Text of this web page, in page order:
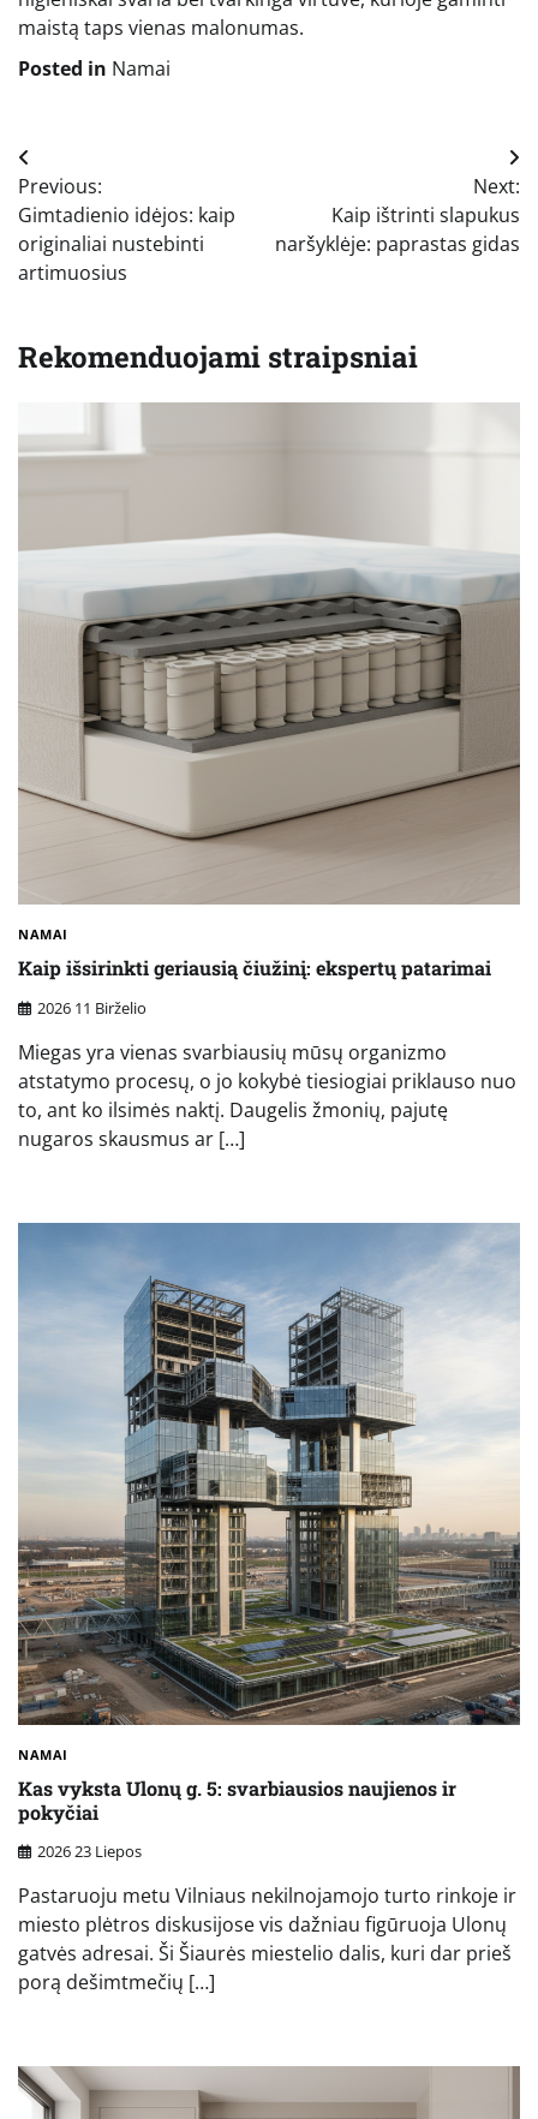
maistą taps vienas malonumas.
Posted in Namai
Navigacija
tarp
įrašų
Previous:
Gimtadienio idėjos: kaip
originaliai nustebinti
artimuosius
Next:
Kaip ištrinti slapukus
naršyklėje: paprastas gidas
Rekomenduojami straipsniai
NAMAI
Kaip išsirinkti geriausią čiužinį: ekspertų patarimai
2026 11 Birželio
Miegas yra vienas svarbiausių mūsų organizmo
atstatymo procesų, o jo kokybė tiesiogiai priklauso nuo
to, ant ko ilsimės naktį. Daugelis žmonių, pajutę
nugaros skausmus ar […]
NAMAI
Kas vyksta Ulonų g. 5: svarbiausios naujienos ir
pokyčiai
2026 23 Liepos
Pastaruoju metu Vilniaus nekilnojamojo turto rinkoje ir
miesto plėtros diskusijose vis dažniau figūruoja Ulonų
gatvės adresai. Ši Šiaurės miestelio dalis, kuri dar prieš
porą dešimtmečių […]